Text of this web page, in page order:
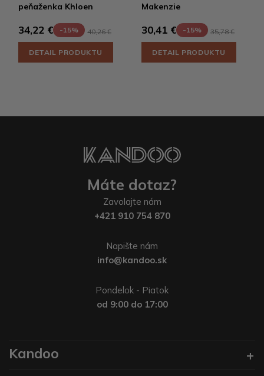
peňaženka Khloen
34,22 € -15% 40,26 €
DETAIL PRODUKTU
Makenzie
30,41 € -15% 35,78 €
DETAIL PRODUKTU
Máte dotaz?
Zavolajte nám
+421 910 754 870
Napište nám
info@kandoo.sk
Pondelok - Piatok
od 9:00 do 17:00
Kandoo